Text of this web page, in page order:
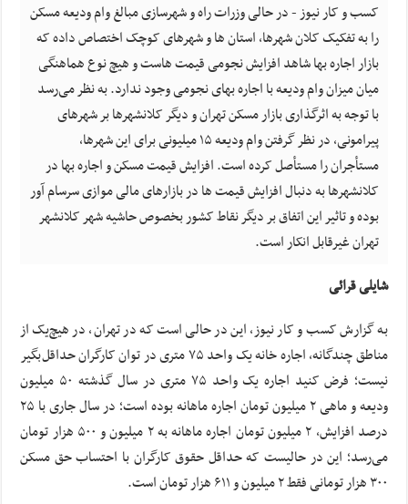
کسب و کار نیوز - در حالی وزرات راه و شهرسازی مبالغ وام ودیعه مسکن
را به تفکیک کلان شهرها، استان ها و شهرهای کوچک اختصاص داده که
بازار اجاره بها شاهد افزایش نجومی قیمت هاست و هیچ نوع هماهنگی
میان میزان وام ودیعه با اجاره بهای نجومی وجود ندارد. به نظر می‌رسد
با توجه به اثرگذاری بازار مسکن تهران و دیگر کلانشهرها بر شهرهای
پیرامونی، در نظر گرفتن وام ودیعه ۱۵ میلیونی برای این شهرها،
مستأجران را مستأصل کرده است. افزایش قیمت مسکن و اجاره بها در
کلانشهرها به دنبال افزایش قیمت ها در بازارهای مالی موازی سرسام آور
بوده و تاثیر این اتفاق بر دیگر نقاط کشور بخصوص حاشیه شهر کلانشهر
تهران غیرقابل انکار است.
شایلی قرائی
به گزارش کسب و کار نیوز، این در حالی است که در تهران، در هیچ‌یک از
مناطق چندگانه، اجاره خانه یک واحد ۷۵ متری در توان کارگران حداقل‌بگیر
نیست؛ فرض کنید اجاره یک واحد ۷۵ متری در سال گذشته ۵۰ میلیون
ودیعه و ماهی ۲ میلیون تومان اجاره ماهانه بوده است؛ در سال جاری با ۲۵
درصد افزایش، ۲ میلیون تومان اجاره ماهانه به ۲ میلیون و ۵۰۰ هزار تومان
می‌رسد؛ این در حالیست که حداقل حقوق کارگران با احتساب حق مسکن
۳۰۰ هزار تومانی فقط ۲ میلیون و ۶۱۱ هزار تومان است.